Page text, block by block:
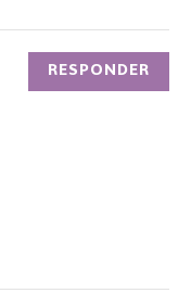
RESPONDER